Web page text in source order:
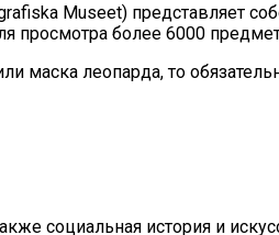
Museet) представляет
просмотра более 6000
леопарда, то
социальная история и